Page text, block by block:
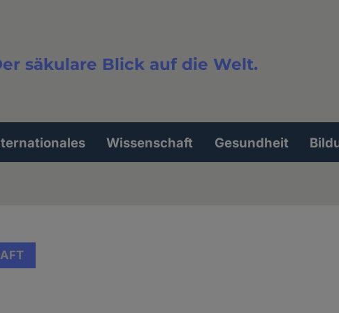
säkulare Blick auf die Welt.
Wissenschaft Gesundheit